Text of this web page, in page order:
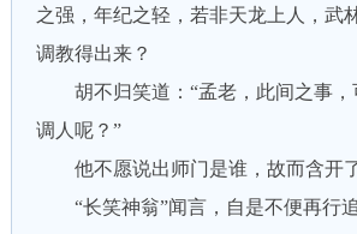
之强，年纪之轻，若非天龙上人，武
调教得出来？
胡不归笑道：“孟老，此间之事，
调人呢？”
他不愿说出师门是谁，故而含开了
“长笑神翁”闻言，自是不便再行